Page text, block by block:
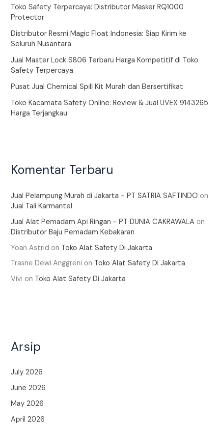
Toko Safety Terpercaya: Distributor Masker RQ1000
Protector
Distributor Resmi Magic Float Indonesia: Siap Kirim ke
Seluruh Nusantara
Jual Master Lock S806 Terbaru Harga Kompetitif di Toko
Safety Terpercaya
Pusat Jual Chemical Spill Kit Murah dan Bersertifikat
Toko Kacamata Safety Online: Review & Jual UVEX 9143265
Harga Terjangkau
Komentar Terbaru
Jual Pelampung Murah di Jakarta - PT SATRIA SAFTINDO on
Jual Tali Karmantel
Jual Alat Pemadam Api Ringan - PT DUNIA CAKRAWALA on
Distributor Baju Pemadam Kebakaran
Yoan Astrid on Toko Alat Safety Di Jakarta
Trasne Dewi Anggreni on Toko Alat Safety Di Jakarta
Vivi on Toko Alat Safety Di Jakarta
Arsip
July 2026
June 2026
May 2026
April 2026